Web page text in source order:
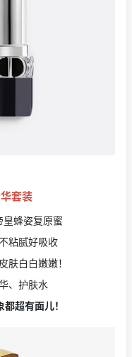
套装
蜂姿复原蜜
粘腻好吸收
肤白白嫩嫩！
、护肤水
超有面儿！